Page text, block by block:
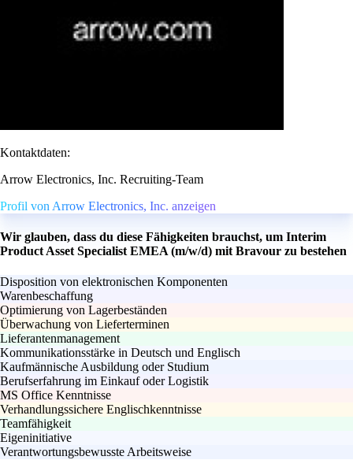
Kontaktdaten:
Arrow Electronics, Inc. Recruiting-Team
Profil von Arrow Electronics, Inc. anzeigen
Wir glauben, dass du diese Fähigkeiten brauchst, um Interim
Product Asset Specialist EMEA (m/w/d) mit Bravour zu bestehen
Disposition von elektronischen Komponenten
Warenbeschaffung
Optimierung von Lagerbeständen
Überwachung von Lieferterminen
Lieferantenmanagement
Kommunikationsstärke in Deutsch und Englisch
Kaufmännische Ausbildung oder Studium
Berufserfahrung im Einkauf oder Logistik
MS Office Kenntnisse
Verhandlungssichere Englischkenntnisse
Teamfähigkeit
Eigeninitiative
Verantwortungsbewusste Arbeitsweise